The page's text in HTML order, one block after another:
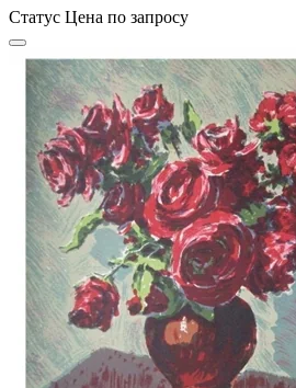
Статус Цена по запросу